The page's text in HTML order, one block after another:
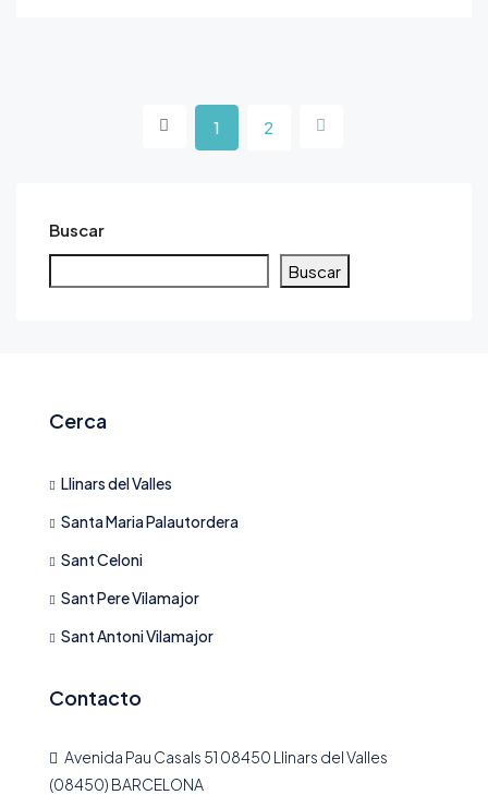
1 2
Buscar
Buscar
Cerca
Llinars del Valles
Santa Maria Palautordera
Sant Celoni
Sant Pere Vilamajor
Sant Antoni Vilamajor
Contacto
Avenida Pau Casals 51 08450 Llinars del Valles
(08450) BARCELONA